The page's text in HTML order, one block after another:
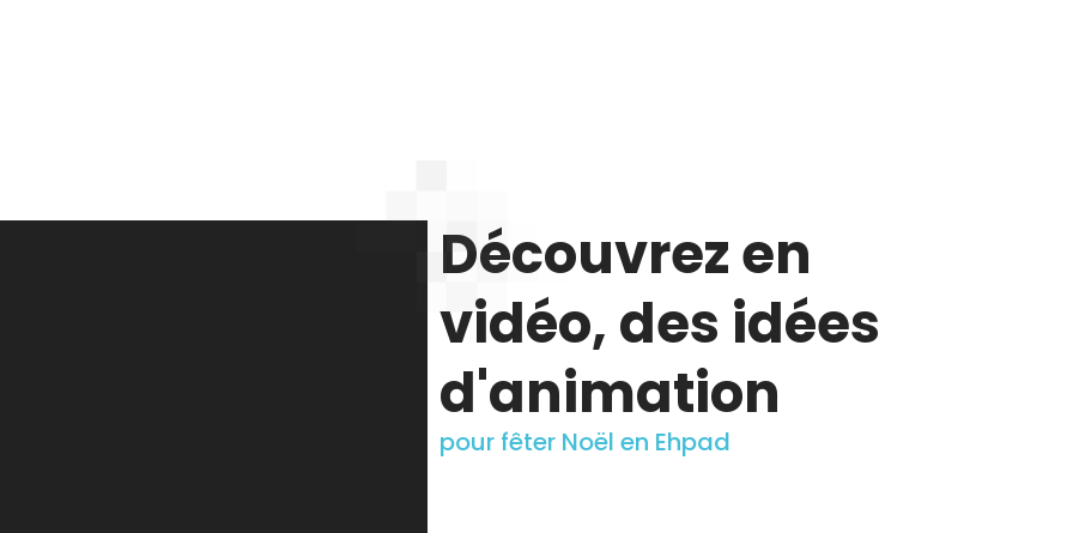
Découvrez en
vidéo, des idées
d'animation
pour fêter Noël en Ehpad